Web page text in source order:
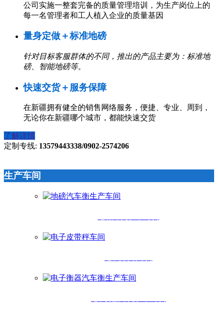
公司实施一整套完备的质量管理培训，为生产岗位上的
每一名管理者和工人植入企业的质量基因
量身定做＋标准地磅
针对目标客服群体的不同，推出的产品主要为：标准地
磅、智能地磅等。
快速交货＋服务保障
在新疆拥有健全的销售网络服务，便捷、专业、周到，
无论你在新疆哪个城市，都能快速交货
了解详情
定制专线: 13579443338/0902-2574206
生产车间